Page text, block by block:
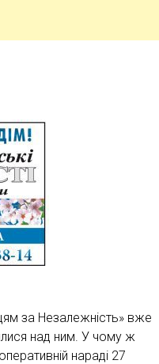
за Незалежність» вже
над ним. У чому ж
нараді 27